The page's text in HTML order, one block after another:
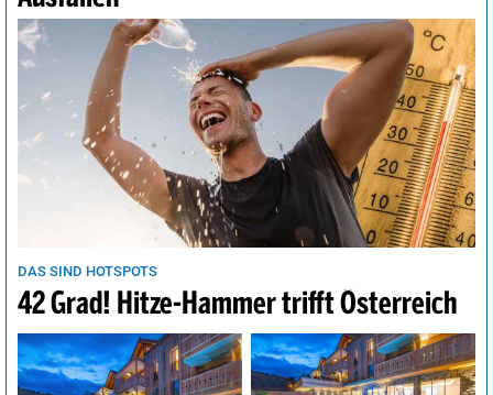
DAS SIND HOTSPOTS
42 Grad! Hitze-Hammer trifft Österreich